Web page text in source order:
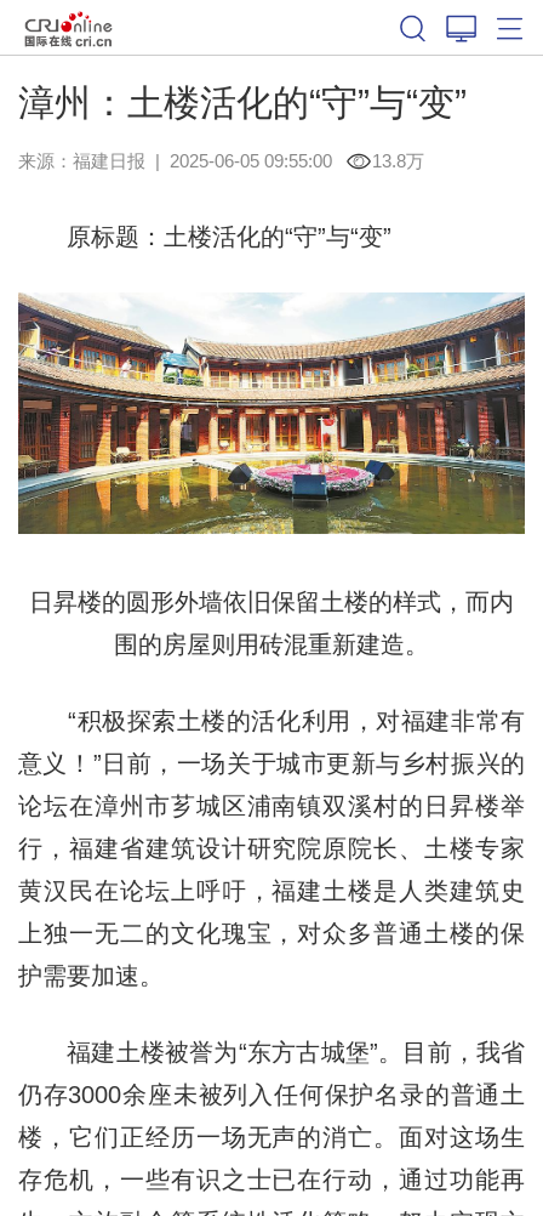
漳州：土楼活化的“守”与“变”
来源： 福建日报 | 2025-06-05 09:55:00 13.8万
原标题：土楼活化的“守”与“变”
日昇楼的圆形外墙依旧保留土楼的样式，而内
围的房屋则用砖混重新建造。
“积极探索土楼的活化利用，对福建非常有
意义！”日前，一场关于城市更新与乡村振兴的
论坛在漳州市芗城区浦南镇双溪村的日昇楼举
行，福建省建筑设计研究院原院长、土楼专家
黄汉民在论坛上呼吁，福建土楼是人类建筑史
上独一无二的文化瑰宝，对众多普通土楼的保
护需要加速。
福建土楼被誉为“东方古城堡”。目前，我省
仍存3000余座未被列入任何保护名录的普通土
楼，它们正经历一场无声的消亡。面对这场生
存危机，一些有识之士已在行动，通过功能再